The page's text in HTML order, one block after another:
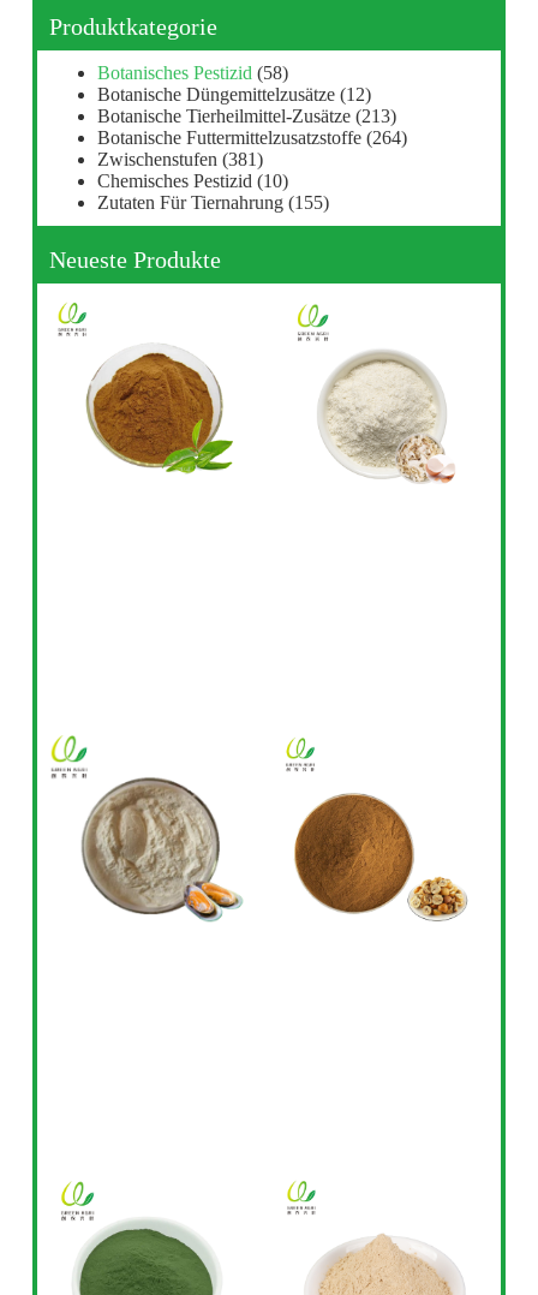
Produktkategorie
Botanisches Pestizid (58)
Botanische Düngemittelzusätze (12)
Botanische Tierheilmittel-Zusätze (213)
Botanische Futtermittelzusatzstoffe (264)
Zwischenstufen (381)
Chemisches Pestizid (10)
Zutaten Für Tiernahrung (155)
Neueste Produkte